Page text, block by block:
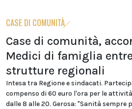
CASE DI COMUNITÀ
Case di comunità,
Medici di famiglia
strutture regionali
Intesa tra Regione e sindacati.
compenso di 60 euro l'ora per le
dalle 8 alle 20. Gerosa: "Sanità